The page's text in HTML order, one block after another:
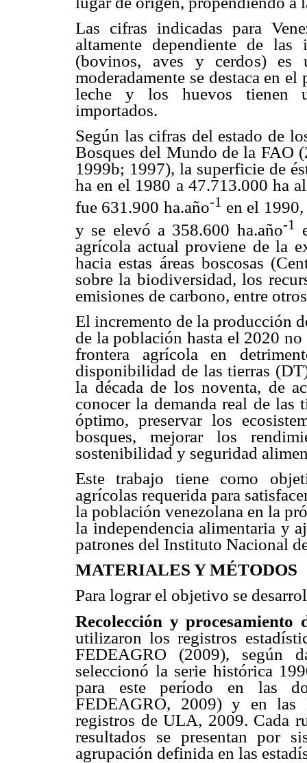
Las cifras indicadas para
altamente dependiente de
(bovinos, aves y cerdos)
moderadamente se destaca en
leche y los huevos tienen
importados.
Según las cifras del estado de
Bosques del Mundo de la FAO
1999b; 1997), la superficie de
ha en el 1980 a 47.713.000 ha
fue 631.900 ha.año-1 en el
y se elevó a 358.600 ha.año-1
agrícola actual proviene de la
hacia estas áreas boscosas
sobre la biodiversidad, los
emisiones de carbono, entre
El incremento de la producción
de la población hasta el 2020
frontera agrícola en
disponibilidad de las tierras
la década de los noventa, de
conocer la demanda real de las
óptimo, preservar los
bosques, mejorar los
sostenibilidad y seguridad
Este trabajo tiene como
agrícolas requerida para
la población venezolana en la
la independencia alimentaria y
patrones del Instituto Nacional
MATERIALES Y MÉTODOS
Para lograr el objetivo se
Recolección y procesamiento
utilizaron los registros
FEDEAGRO (2009), según
seleccionó la serie histórica
para este período en las
FEDEAGRO, 2009) y en las
registros de ULA, 2009. Cada
resultados se presentan por
agrupación definida en las